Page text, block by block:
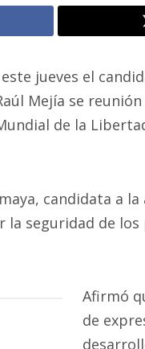
este jueves el
Mejía se
de la
candidata a
seguridad de
Afirmó
de